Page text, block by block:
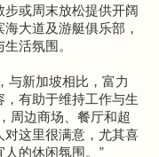
或周末放松提供开阔
大道及游艇俱乐部，
活氛围。
与新加坡相比，富力
有助于维持工作与生
周边商场、餐厅和超
这里很满意，尤其喜
的休闲氛围。”